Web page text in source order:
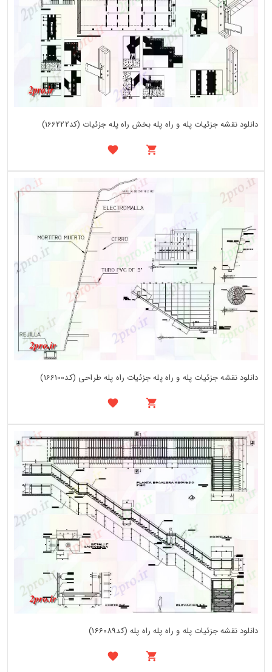
دانلود نقشه جزئیات پله و راه پله بخش راه پله جزئیات (کد166222)
دانلود نقشه جزئیات پله و راه پله جزئیات راه پله طراحی (کد166100)
دانلود نقشه جزئیات پله و راه پله راه پله (کد166089)